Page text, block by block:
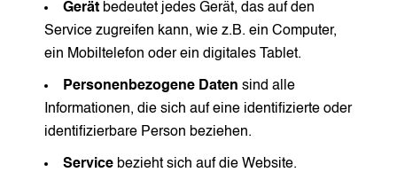
Gerät bedeutet jedes Gerät, das auf den
Service zugreifen kann, wie z.B. ein Computer,
ein Mobiltelefon oder ein digitales Tablet.
Personenbezogene Daten sind alle
Informationen, die sich auf eine identifizierte oder
identifizierbare Person beziehen.
Service bezieht sich auf die Website.